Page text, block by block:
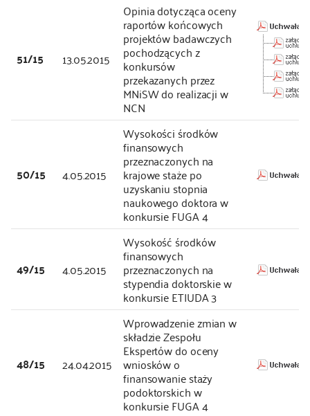
51/15 13.05.2015
Opinia dotycząca oceny
raportów końcowych
projektów badawczych
pochodzących z
konkursów
przekazanych przez
MNiSW do realizacji w
NCN
50/15 4.05.2015
Wysokości środków
finansowych
przeznaczonych na
krajowe staże po
uzyskaniu stopnia
naukowego doktora w
konkursie FUGA 4
49/15 4.05.2015
Wysokość środków
finansowych
przeznaczonych na
stypendia doktorskie w
konkursie ETIUDA 3
48/15 24.04.2015
Wprowadzenie zmian w
składzie Zespołu
Ekspertów do oceny
wniosków o
finansowanie staży
podoktorskich w
konkursie FUGA 4